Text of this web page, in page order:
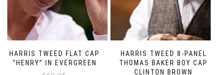
HARRIS TWEED FLAT CAP
“HENRY” IN EVERGREEN
HARRIS TWEED 8-PANEL
THOMAS BAKER BOY CAP
CLINTON BROWN